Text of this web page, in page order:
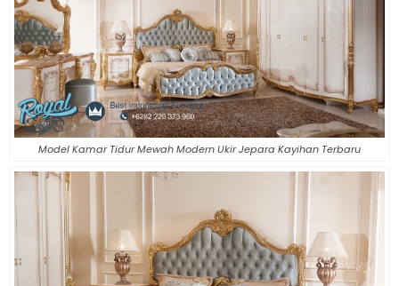
Model Kamar Tidur Mewah Modern Ukir Jepara Kayihan Terbaru